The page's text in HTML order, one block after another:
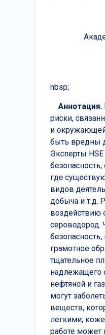
nbsp;
Аннотация.
риски,
и окружающей
быть вредны
Эксперты
где
видов
добыча и т.д.
воздействию
сероводород.
грамотное
тщательное
надлежащего
нефтяной и
могут
веществ,
легкими,
работе может